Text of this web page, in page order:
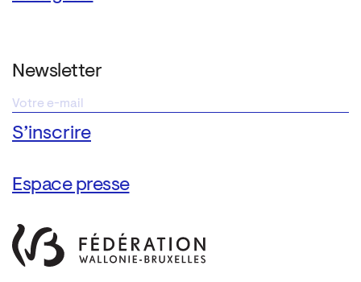
Newsletter
Espace presse